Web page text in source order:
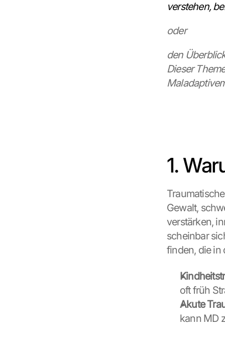
verstehen,
oder
den
Dieser
1.
Gewalt,
verstärken,
scheinbar
finden, die in
oft früh
Akute
kann MD